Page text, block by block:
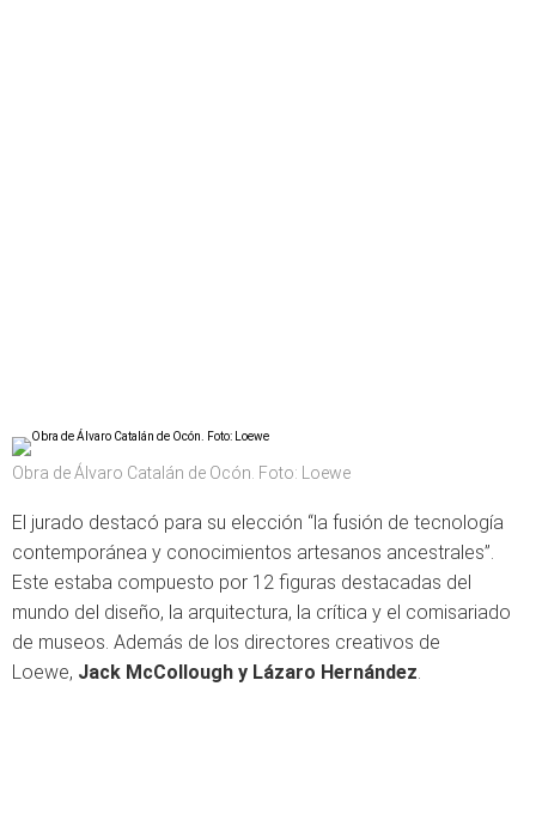
Obra de Álvaro Catalán de Ocón. Foto: Loewe
El jurado destacó para su elección “la fusión de tecnología
contemporánea y conocimientos artesanos ancestrales”.
Este estaba compuesto por 12 figuras destacadas del
mundo del diseño, la arquitectura, la crítica y el comisariado
de museos. Además de los directores creativos de
Loewe, Jack McCollough y Lázaro Hernández.